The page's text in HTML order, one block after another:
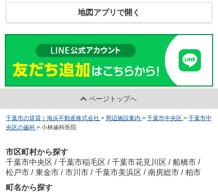
地図アプリで開く
ページトップへ
千葉市の賃貸｜海浜不動産株式会社 > 周辺施設案内 > 千葉市中央区 > 千葉市中
央区の歯科 > 小林歯科医院
市区町村から探す
千葉市中央区 / 千葉市稲毛区 / 千葉市花見川区 / 船橋市 /
松戸市 / 東金市 / 市川市 / 千葉市美浜区 / 南房総市 / 柏市
町名から探す